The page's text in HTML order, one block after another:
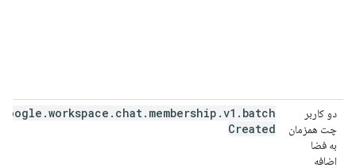
دو کاربر
چت همزمان
به فضا
اضافه
google .workspace . chat. membership .v1 . batch
Created